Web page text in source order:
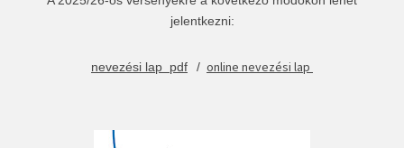
jelentkezni:
nevezési lap pdf / online nevezési lap